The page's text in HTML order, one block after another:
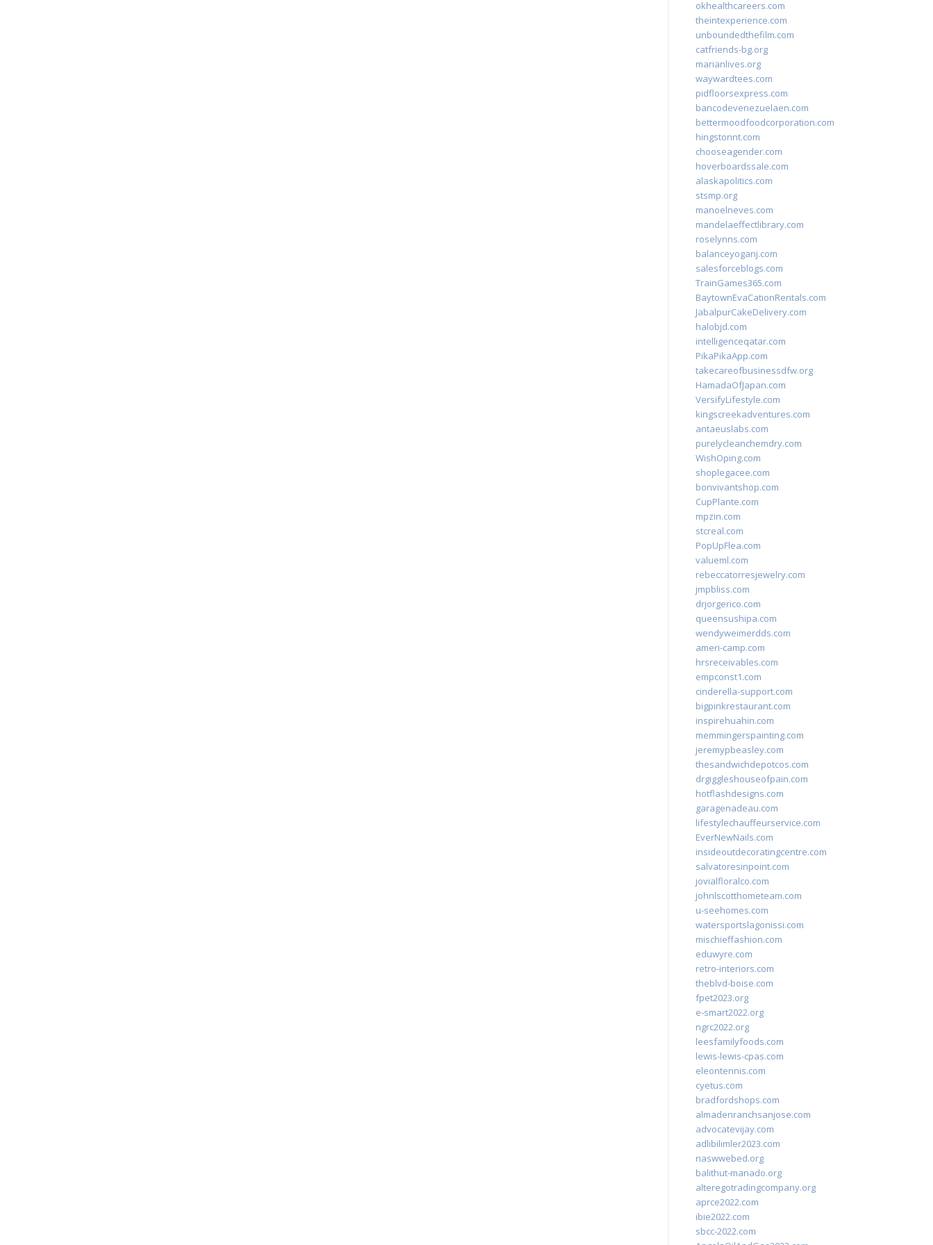
okhealthcareers.com
theintexperience.com
unboundedthefilm.com
catfriends-bg.org
marianlives.org
waywardtees.com
pidfloorsexpress.com
bancodevenezuelaen.com
bettermoodfoodcorporation.com
hingstonnt.com
chooseagender.com
hoverboardssale.com
alaskapolitics.com
stsmp.org
manoelneves.com
mandelaeffectlibrary.com
roselynns.com
balanceyoganj.com
salesforceblogs.com
TrainGames365.com
BaytownEvaCationRentals.com
JabalpurCakeDelivery.com
halobjd.com
intelligenceqatar.com
PikaPikaApp.com
takecareofbusinessdfw.org
HamadaOfJapan.com
VersifyLifestyle.com
kingscreekadventures.com
antaeuslabs.com
purelycleanchemdry.com
WishOping.com
shoplegacee.com
bonvivantshop.com
CupPlante.com
mpzin.com
stcreal.com
PopUpFlea.com
valueml.com
rebeccatorresjewelry.com
jmpbliss.com
drjorgerico.com
queensushipa.com
wendyweimerdds.com
ameri-camp.com
hrsreceivables.com
empconst1.com
cinderella-support.com
bigpinkrestaurant.com
inspirehuahin.com
memmingerspainting.com
jeremypbeasley.com
thesandwichdepotcos.com
drgiggleshouseofpain.com
hotflashdesigns.com
garagenadeau.com
lifestylechauffeurservice.com
EverNewNails.com
insideoutdecoratingcentre.com
salvatoresinpoint.com
jovialfloralco.com
johnlscotthometeam.com
u-seehomes.com
watersportslagonissi.com
mischieffashion.com
eduwyre.com
retro-interiors.com
theblvd-boise.com
fpet2023.org
e-smart2022.org
ngrc2022.org
leesfamilyfoods.com
lewis-lewis-cpas.com
eleontennis.com
cyetus.com
bradfordshops.com
almadenranchsanjose.com
advocatevijay.com
adlibilimler2023.com
naswwebed.org
balithut-manado.org
alteregotradingcompany.org
aprce2022.com
ibie2022.com
sbcc-2022.com